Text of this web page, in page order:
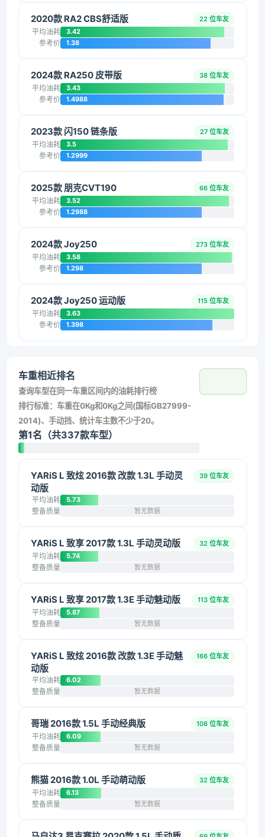
2020款 RA2 CBS舒适版 22 位车友
平均油耗 3.42
参考价 1.38
2024款 RA250 皮带版 38 位车友
平均油耗 3.43
参考价 1.4988
2023款 闪150 链条版 27 位车友
平均油耗 3.5
参考价 1.2999
2025款 朋克CVT190 66 位车友
平均油耗 3.52
参考价 1.2988
2024款 Joy250 273 位车友
平均油耗 3.58
参考价 1.298
2024款 Joy250 运动版 115 位车友
平均油耗 3.63
参考价 1.398
车重相近排名
查询车型在同一车重区间内的油耗排行榜
排行标准：车重在0Kg和0Kg之间(国标GB27999-
2014)、手动挡、统计车主数不少于20。
第1名（共337款车型）
YARiS L 致炫 2016款 改款 1.3L 手动灵
动版
39 位车友
平均油耗 5.73
整备质量 暂无数据
YARiS L 致享 2017款 1.3L 手动灵动版 32 位车友
平均油耗 5.74
整备质量 暂无数据
YARiS L 致享 2017款 1.3E 手动魅动版 113 位车友
平均油耗 5.87
整备质量 暂无数据
YARiS L 致炫 2016款 改款 1.3E 手动魅
动版
166 位车友
平均油耗 6.02
整备质量 暂无数据
哥瑞 2016款 1.5L 手动经典版 108 位车友
平均油耗 6.09
整备质量 暂无数据
熊猫 2016款 1.0L 手动萌动版 32 位车友
平均油耗 6.13
整备质量 暂无数据